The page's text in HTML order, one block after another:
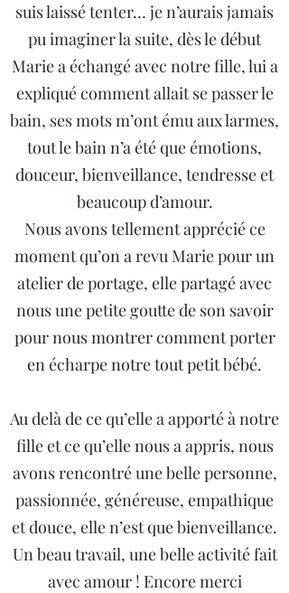
suis laissé tenter… je n’aurais jamais
pu imaginer la suite, dès le début
Marie a échangé avec notre fille, lui a
expliqué comment allait se passer le
bain, ses mots m’ont ému aux larmes,
tout le bain n’a été que émotions,
douceur, bienveillance, tendresse et
beaucoup d’amour.
Nous avons tellement apprécié ce
moment qu’on a revu Marie pour un
atelier de portage, elle partagé avec
nous une petite goutte de son savoir
pour nous montrer comment porter
en écharpe notre tout petit bébé.
Au delà de ce qu’elle a apporté à notre
fille et ce qu’elle nous a appris, nous
avons rencontré une belle personne,
passionnée, généreuse, empathique
et douce, elle n’est que bienveillance.
Un beau travail, une belle activité fait
avec amour ! Encore merci